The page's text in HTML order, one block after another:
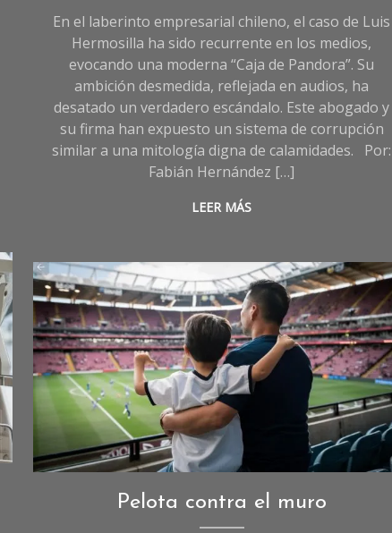
En el laberinto empresarial chileno, el caso de Luis
Hermosilla ha sido recurrente en los medios,
evocando una moderna “Caja de Pandora”. Su
ambición desmedida, reflejada en audios, ha
desatado un verdadero escándalo. Este abogado y
su firma han expuesto un sistema de corrupción
similar a una mitología digna de calamidades. Por:
Fabián Hernández […]
LEER MÁS
Imagen creada con I.A
Opinión
Sociedad
Pelota contra el muro